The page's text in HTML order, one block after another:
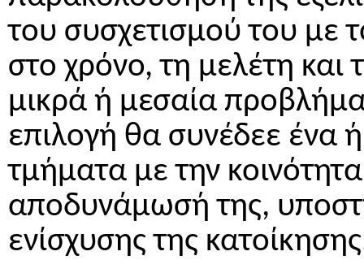
του συσχετισμού του με
στο χρόνο, τη μελέτη
μικρά ή μεσαία
επιλογή θα συνέδεε ένα
τμήματα με την
αποδυνάμωσή της,
ενίσχυσης της